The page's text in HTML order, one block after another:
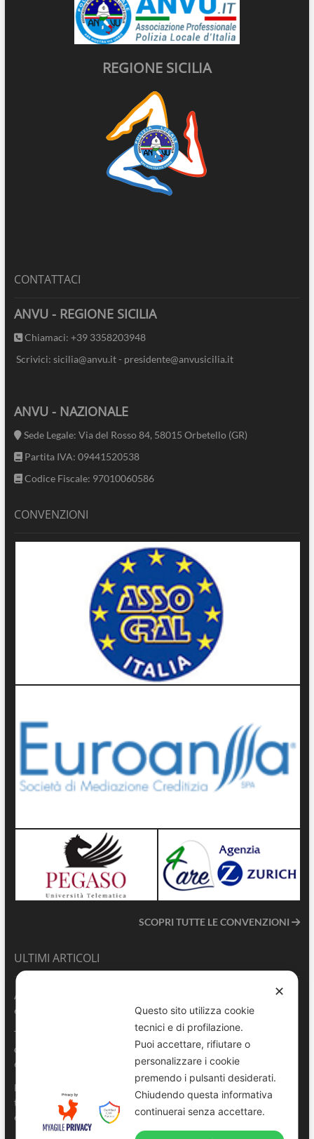
REGIONE SICILIA
CONTATTACI
ANVU - REGIONE SICILIA
Chiamaci: +39 3358203948
Scrivici: sicilia@anvu.it - presidente@anvusicilia.it
ANVU - NAZIONALE
Sede Legale: Via del Rosso 84, 58015 Orbetello (GR)
Partita IVA: 09441520538
Codice Fiscale: 97010060586
CONVENZIONI
SCOPRI TUTTE LE CONVENZIONI
ULTIMI ARTICOLI
ANVU TG | Edizione del 06.08.2026
6 Agosto 2026
Terrasini 2026: aperte le pre-iscrizioni al 6° Convegno Regionale
delle Polizie Locali Siciliane
6 Agosto 2026
Pescara, comandante della Polizia Locale di Spoltore salva un
turista colto da malore in mare
6 Agosto 2026
✕
Questo sito utilizza cookie
tecnici e di profilazione.
Puoi accettare, rifiutare o
personalizzare i cookie
premendo i pulsanti desiderati.
Chiudendo questa informativa
continuerai senza accettare.